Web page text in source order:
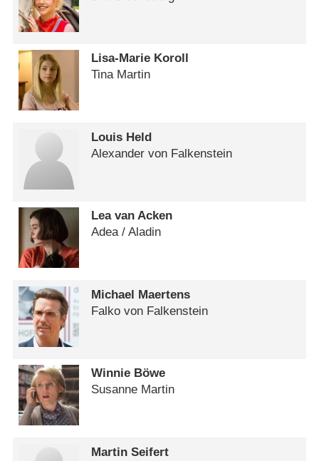
Lisa-Marie Koroll
Tina Martin
Louis Held
Alexander von Falkenstein
Lea van Acken
Adea /​ Aladin
Michael Maertens
Falko von Falkenstein
Winnie Böwe
Susanne Martin
Martin Seifert